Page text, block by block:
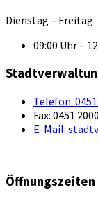
Dienstag – Freitag
09:00 Uhr –
Telefon:
Fax: 0451
E-Mail: